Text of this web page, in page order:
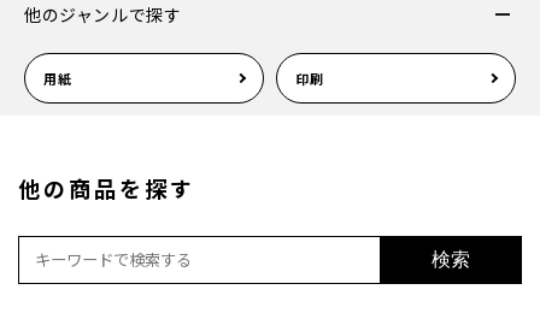
他のジャンルで探す
用紙 印刷
他の商品を探す
検索